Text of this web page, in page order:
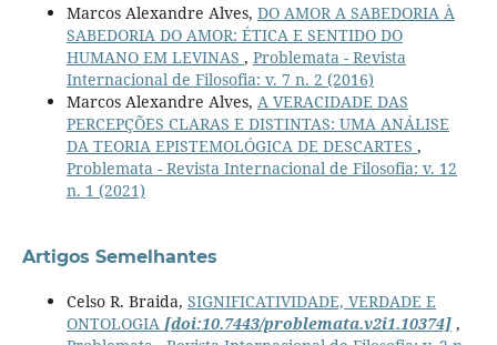
Marcos Alexandre Alves, DO AMOR A SABEDORIA À
SABEDORIA DO AMOR: ÉTICA E SENTIDO DO
HUMANO EM LEVINAS , Problemata - Revista
Internacional de Filosofia: v. 7 n. 2 (2016)
Marcos Alexandre Alves, A VERACIDADE DAS
PERCEPÇÕES CLARAS E DISTINTAS: UMA ANÁLISE
DA TEORIA EPISTEMOLÓGICA DE DESCARTES ,
Problemata - Revista Internacional de Filosofia: v. 12
n. 1 (2021)
Artigos Semelhantes
Celso R. Braida, SIGNIFICATIVIDADE, VERDADE E
ONTOLOGIA [doi:10.7443/problemata.v2i1.10374],